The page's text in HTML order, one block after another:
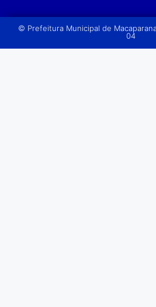
© Prefeitura Municipal de
04